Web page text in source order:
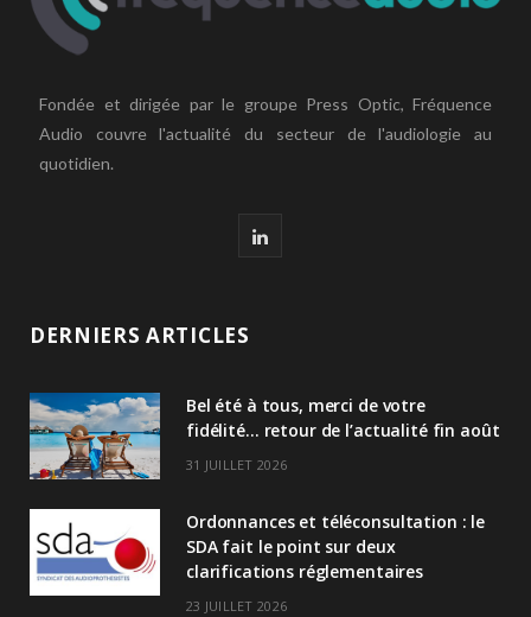
Fondée et dirigée par le groupe Press Optic, Fréquence
Audio couvre l'actualité du secteur de l'audiologie au
quotidien.
L
e
n
DERNIERS ARTICLES
Bel été à tous, merci de votre
fidélité… retour de l’actualité fin août
31 JUILLET 2026
Ordonnances et téléconsultation : le
SDA fait le point sur deux
clarifications réglementaires
23 JUILLET 2026